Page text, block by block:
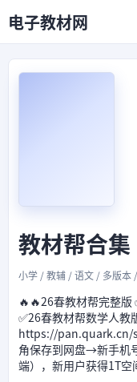
电子教材网
教材帮合集
小学 / 教辅 / 语文 / 多版本
🔥🔥26春教材帮完整版
✅26春教材帮数学人教
https://
角保存到网盘→新手机
端），新用户获得1T空